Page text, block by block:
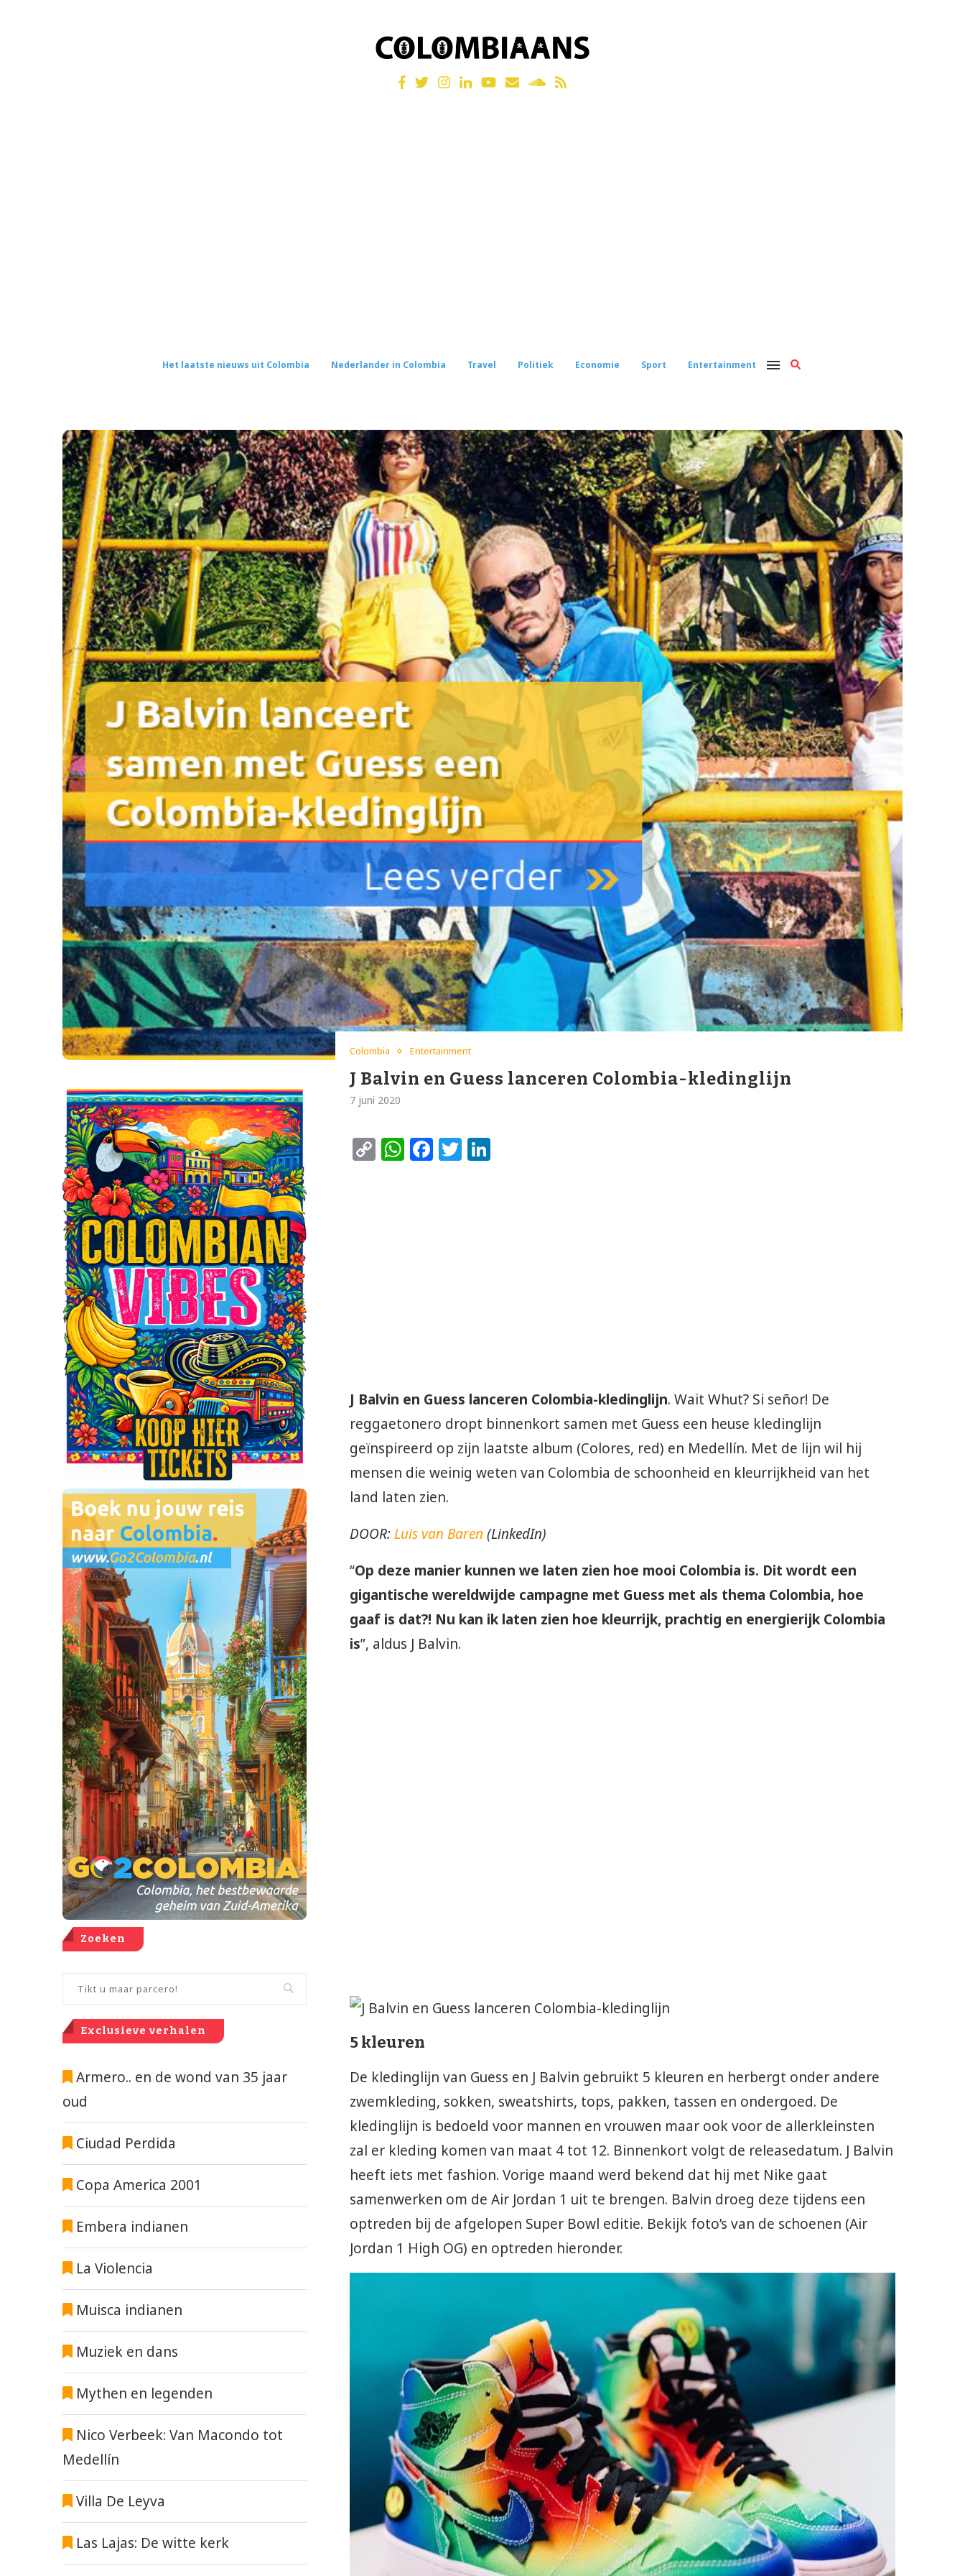
Het laatste nieuws uit Colombia Nederlander in Colombia Travel Politiek Economie Sport Entertainment
Colombia Entertainment
J Balvin en Guess lanceren Colombia-kledinglijn
7 juni 2020
CopyWhatsApp
Facebook
Twitter
J Balvin en Guess lanceren Colombia-kledinglijn. Wait Whut? Si señor! De
reggaetonero dropt binnenkort samen met Guess een heuse kledinglijn
geïnspireerd op zijn laatste album (Colores, red) en Medellín. Met de lijn wil hij
mensen die weinig weten van Colombia de schoonheid en kleurrijkheid van het
land laten zien.
DOOR:Luis van Baren (LinkedIn)
“Op deze manier kunnen we laten zien hoe mooi Colombia is. Dit wordt een
gigantische wereldwijde campagne met Guess met als thema Colombia, hoe
gaaf is dat?! Nu kan ik laten zien hoe kleurrijk, prachtig en energierijk Colombia
is”, aldus J Balvin.
5 kleuren
De kledinglijn van Guess en J Balvin gebruikt 5 kleuren en herbergt onder andere
zwemkleding, sokken, sweatshirts, tops, pakken, tassen en ondergoed. De
kledinglijn is bedoeld voor mannen en vrouwen maar ook voor de allerkleinsten
zal er kleding komen van maat 4 tot 12. Binnenkort volgt de releasedatum. J Balvin
heeft iets met fashion. Vorige maand werd bekend dat hij met Nike gaat
samenwerken om de Air Jordan 1 uit te brengen. Balvin droeg deze tijdens een
optreden bij de afgelopen Super Bowl editie. Bekijk foto’s van de schoenen (Air
Jordan 1 High OG) en optreden hieronder.
Zoeken
Exclusieve verhalen
Armero.. en de wond van 35 jaar
oud
Ciudad Perdida
Copa America 2001
Embera indianen
La Violencia
Muisca indianen
Muziek en dans
Mythen en legenden
Nico Verbeek: Van Macondo tot
Medellín
Villa De Leyva
Las Lajas: De witte kerk